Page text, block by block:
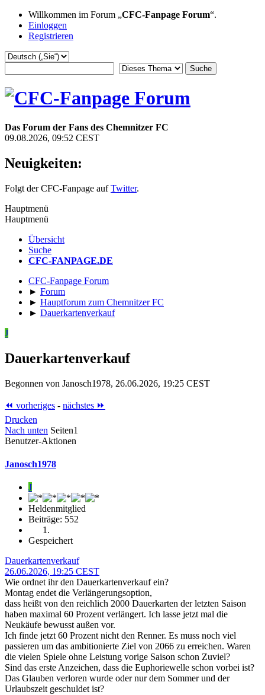
Willkommen im Forum „CFC-Fanpage Forum“.
Einloggen
Registrieren
Das Forum der Fans des Chemnitzer FC
09.08.2026, 09:52 CEST
Neuigkeiten:
Folgt der CFC-Fanpage aufTwitter.
Hauptmenü
Hauptmenü
Übersicht
Suche
CFC-FANPAGE.DE
CFC-Fanpage Forum
► Forum
► Hauptforum zum Chemnitzer FC
► Dauerkartenverkauf
J
Dauerkartenverkauf
Begonnen von Janosch1978, 26.06.2026, 19:25 CEST
⏪ vorheriges - nächstes ⏩
Drucken
Nach unten Seiten1
Benutzer-Aktionen
Janosch1978
J
Heldenmitglied
Beiträge: 552
Gespeichert
Dauerkartenverkauf
26.06.2026, 19:25 CEST
Wie ordnet ihr den Dauerkartenverkauf ein?
Montag endet die Verlängerungsoption,
dass heißt von den reichlich 2000 Dauerkarten der letzten Saison
haben maximal 60 Prozent verlängert. Ich lasse jetzt mal die
Neukäufe bewusst außen vor.
Ich finde jetzt 60 Prozent nicht den Renner. Es muss noch viel
passieren um das ambitionierte Ziel von 2066 zu erreichen. Waren
die vielen Spiele ohne Leistung vorige Saison schon Zuviel?
Sind das erste Anzeichen, dass die Euphoriewelle schon vorbei ist?
Das Glauben verloren wurde oder nur dem Sommer und der
Urlaubszeit geschuldet ist?